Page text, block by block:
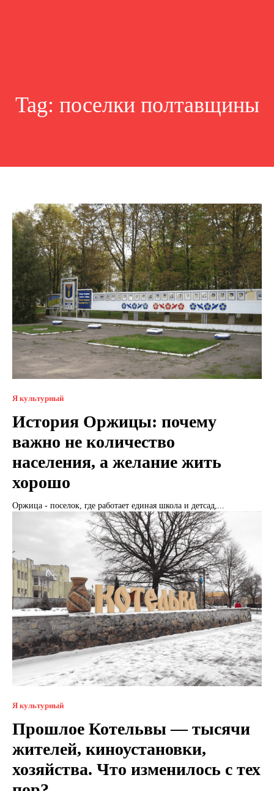
Tag: поселки полтавщины
Я культурный
История Оржицы: почему
важно не количество
населения, а желание жить
хорошо
Оржица - поселок, где работает единая школа и детсад,...
Я культурный
Прошлое Котельвы — тысячи
жителей, киноустановки,
хозяйства. Что изменилось с тех